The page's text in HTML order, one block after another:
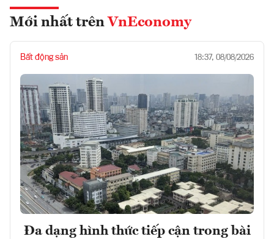
Mới nhất trên VnEconomy
Bất động sản 18:37, 08/08/2026
Đa dạng hình thức tiếp cận trong bài